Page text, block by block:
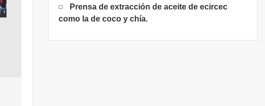
Prensa de extracción de aceite de ecircec
como la de coco y chía.